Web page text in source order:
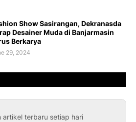
Show Sasirangan, Dekranasda
Desainer Muda di Banjarmasin
Berkarya
29, 2024
artikel terbaru setiap hari